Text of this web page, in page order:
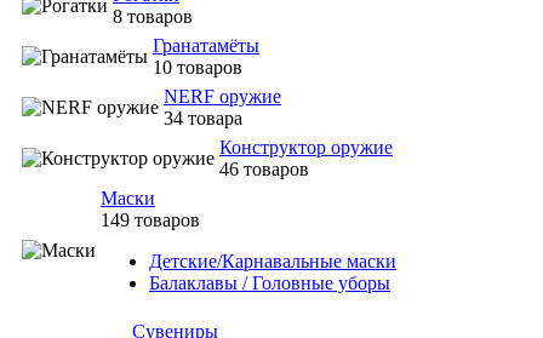
8 товаров
Гранатамёты
10 товаров
NERF оружие
34 товара
Конструктор оружие
46 товаров
Маски
149 товаров
Детские/Карнавальные маски
Балаклавы / Головные уборы
Сувениры